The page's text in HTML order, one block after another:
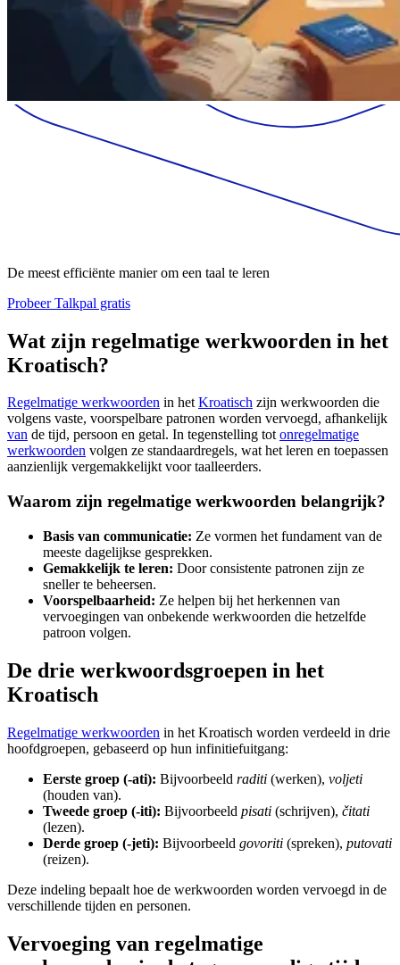
De meest efficiënte manier om een taal te leren
Probeer Talkpal gratis
Wat zijn regelmatige werkwoorden in het
Kroatisch?
Regelmatige werkwoorden in hetKroatisch zijn werkwoorden die
volgens vaste, voorspelbare patronen worden vervoegd, afhankelijk
van de tijd, persoon en getal. In tegenstelling totonregelmatige
werkwoorden volgen ze standaardregels, wat het leren en toepassen
aanzienlijk vergemakkelijkt voor taalleerders.
Waarom zijn regelmatige werkwoorden belangrijk?
Basis van communicatie: Ze vormen het fundament van de
meeste dagelijkse gesprekken.
Gemakkelijk te leren: Door consistente patronen zijn ze
sneller te beheersen.
Voorspelbaarheid: Ze helpen bij het herkennen van
vervoegingen van onbekende werkwoorden die hetzelfde
patroon volgen.
De drie werkwoordsgroepen in het
Kroatisch
Regelmatige werkwoorden in het Kroatisch worden verdeeld in drie
hoofdgroepen, gebaseerd op hun infinitiefuitgang:
Eerste groep (-ati): Bijvoorbeeld raditi (werken), voljeti
(houden van).
Tweede groep (-iti): Bijvoorbeeld pisati (schrijven), čitati
(lezen).
Derde groep (-jeti): Bijvoorbeeld govoriti (spreken), putovati
(reizen).
Deze indeling bepaalt hoe de werkwoorden worden vervoegd in de
verschillende tijden en personen.
Vervoeging van regelmatige